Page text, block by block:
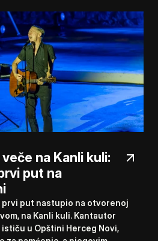
na Kanli kuli:
put na
prvi put nastupio na otvorenoj
na Kanli kuli. Kantautor
u Opštini Herceg Novi,